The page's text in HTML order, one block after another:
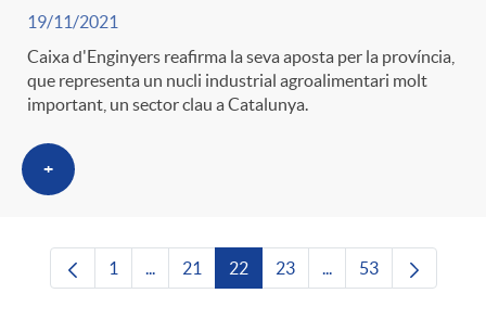
19/11/2021
Caixa d'Enginyers reafirma la seva aposta per la província,
que representa un nucli industrial agroalimentari molt
important, un sector clau a Catalunya.
+
Pàgina
1 ...Pàgines intermèdies Utilitzeu TAB per
Pàgina
21 Pàgina
22 Pàgina
23 ...Pàgines intermèdies
Pàgina
53